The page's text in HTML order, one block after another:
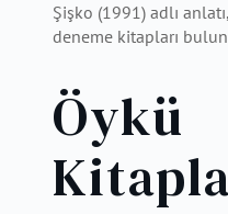
Şişko (1991) adlı
deneme kitapları
Öykü